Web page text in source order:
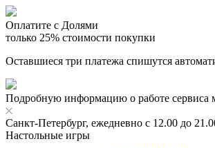
Оплатите с Долями
только 25% стоимости покупки
Оставшиеся три платежа спишутся
Подробную информацию о работе сервиса
Санкт-Петербург, ежедневно с 12.00 до
Настольные игры